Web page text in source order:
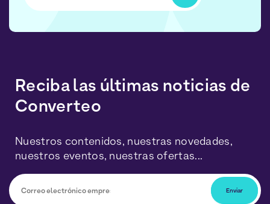
Reciba las últimas noticias de
Converteo
Nuestros contenidos, nuestras novedades,
nuestros eventos, nuestras ofertas...